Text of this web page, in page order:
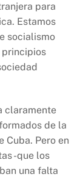
para
Estamos
socialismo
principios
claramente
de la
Cuba. Pero en
-que los
una falta